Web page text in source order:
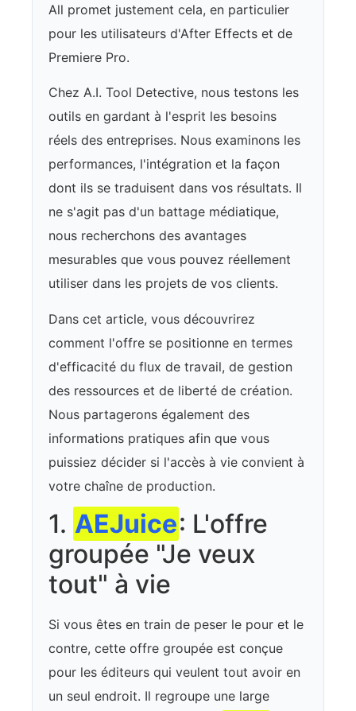
All promet justement cela, en particulier
pour les utilisateurs d'After Effects et de
Premiere Pro.
Chez A.I. Tool Detective, nous testons les
outils en gardant à l'esprit les besoins
réels des entreprises. Nous examinons les
performances, l'intégration et la façon
dont ils se traduisent dans vos résultats. Il
ne s'agit pas d'un battage médiatique,
nous recherchons des avantages
mesurables que vous pouvez réellement
utiliser dans les projets de vos clients.
Dans cet article, vous découvrirez
comment l'offre se positionne en termes
d'efficacité du flux de travail, de gestion
des ressources et de liberté de création.
Nous partagerons également des
informations pratiques afin que vous
puissiez décider si l'accès à vie convient à
votre chaîne de production.
1. AEJuice: L'offre
groupée "Je veux
tout" à vie
Si vous êtes en train de peser le pour et le
contre, cette offre groupée est conçue
pour les éditeurs qui veulent tout avoir en
un seul endroit. Il regroupe une large